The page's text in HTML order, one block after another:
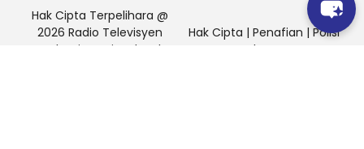
Hak Cipta Terpelihara @
2026 Radio Televisyen
Malaysia, Berita Ehwal
Hak Cipta | Penafian | Polisi
Keselamatan